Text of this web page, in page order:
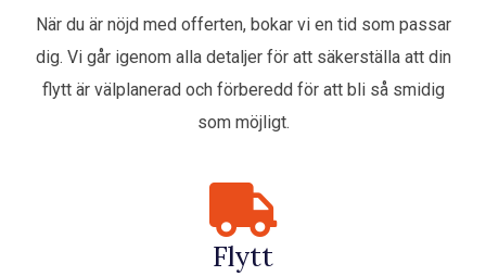
När du är nöjd med offerten, bokar vi en tid som passar
dig. Vi går igenom alla detaljer för att säkerställa att din
flytt är välplanerad och förberedd för att bli så smidig
som möjligt.
Flytt